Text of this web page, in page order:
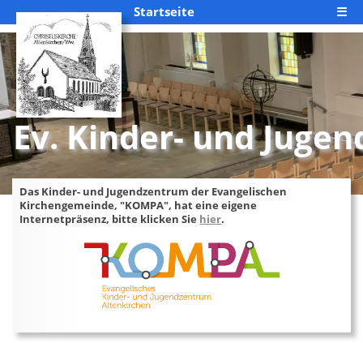
Startseite ☰
Ev. Kinder- und
Das Kinder- und Jugendzentrum der Evangelischen
Kirchengemeinde, "KOMPA", hat eine eigene
Internetpräsenz, bitte klicken Sie hier.